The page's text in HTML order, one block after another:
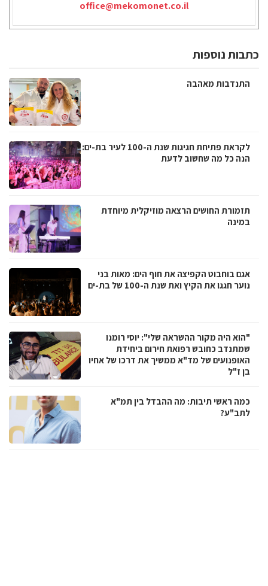
office@mekomonet.co.il
כתבות נוספות
התנדבות מאהבה
לקראת פתיחת חגיגות שנת ה-100 לעיר בת-ים:
הנה כל מה שחשוב לדעת
תזמורת החושים הרצאה מוזיקלית מיוחדת
במינה
אגם בוחבוט הקפיצה את חוף הים: מאות בני
נוער חגגו את הקיץ ואת שנת ה-100 של בת-ים
"הוא היה מקור ההשראה שלי": יוסי רומנו
שמתנדב כחובש רפואת חירום ביחידת
האופנועים של מד"א ממשיך את דרכו של אחיו
בן ז"ל
כמה ראשי תיבות: מה ההבדל בין תמ"א
לתב"ע?